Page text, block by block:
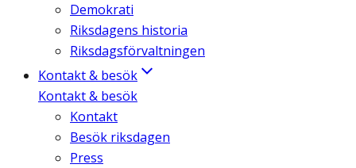
Demokrati
Riksdagens historia
Riksdagsförvaltningen
Kontakt & besök
Kontakt & besök
Kontakt
Besök riksdagen
Press